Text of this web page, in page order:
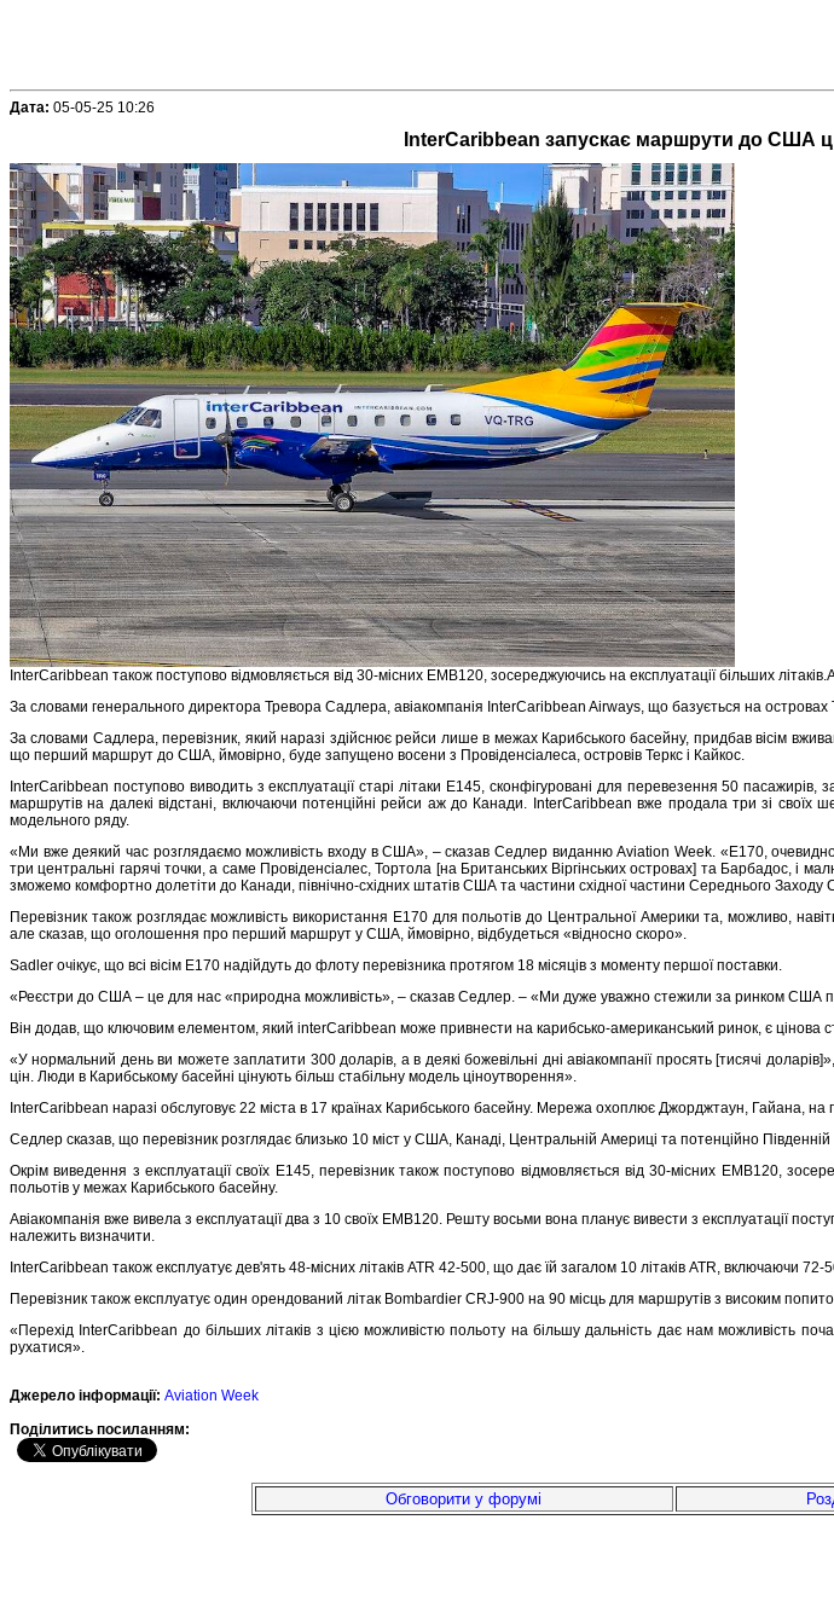
Дата: 05-05-25 10:26
InterCaribbean запускає маршрути до США
InterCaribbean також поступово відмовляється від 30-місних EMB120, зосереджуючись на експлуатації більших
За словами генерального директора Тревора Садлера, авіакомпанія InterCaribbean Airways, що базується на
За словами Садлера, перевізник, який наразі здійснює рейси лише в межах Карибського басейну, придбав вісім
що перший маршрут до США, ймовірно, буде запущено восени з Провіденсіалеса, островів Теркс і Кайкос.
InterCaribbean поступово виводить з експлуатації старі літаки E145, сконфігуровані для перевезення 50
маршрутів на далекі відстані, включаючи потенційні рейси аж до Канади. InterCaribbean вже продала три зі
модельного ряду.
«Ми вже деякий час розглядаємо можливість входу в США», – сказав Седлер виданню Aviation Week. «E170,
три центральні гарячі точки, а саме Провіденсіалес, Тортола [на Британських Віргінських островах] та Барбадос,
зможемо комфортно долетіти до Канади, північно-східних штатів США та частини східної частини Середнього
Перевізник також розглядає можливість використання E170 для польотів до Центральної Америки та, можливо,
але сказав, що оголошення про перший маршрут у США, ймовірно, відбудеться «відносно скоро».
Sadler очікує, що всі вісім E170 надійдуть до флоту перевізника протягом 18 місяців з моменту першої поставки.
«Реєстри до США – це для нас «природна можливість», – сказав Седлер. – «Ми дуже уважно стежили за ринком США
Він додав, що ключовим елементом, який interCaribbean може привнести на карибсько-американський ринок, є цінова
«У нормальний день ви можете заплатити 300 доларів, а в деякі божевільні дні авіакомпанії просять [тисячі
цін. Люди в Карибському басейні цінують більш стабільну модель ціноутворення».
InterCaribbean наразі обслуговує 22 міста в 17 країнах Карибського басейну. Мережа охоплює Джорджтаун, Гайана, на
Седлер сказав, що перевізник розглядає близько 10 міст у США, Канаді, Центральній Америці та потенційно
Окрім виведення з експлуатації своїх E145, перевізник також поступово відмовляється від 30-місних EMB120,
польотів у межах Карибського басейну.
Авіакомпанія вже вивела з експлуатації два з 10 своїх EMB120. Решту восьми вона планує вивести з експлуатації
належить визначити.
InterCaribbean також експлуатує дев'ять 48-місних літаків ATR 42-500, що дає їй загалом 10 літаків ATR, включаючи
Перевізник також експлуатує один орендований літак Bombardier CRJ-900 на 90 місць для маршрутів з високим
«Перехід InterCaribbean до більших літаків з цією можливістю польоту на більшу дальність дає нам
рухатися».
Джерело інформації: Aviation Week
Подiлитись посиланням:
Обговорити у форумі